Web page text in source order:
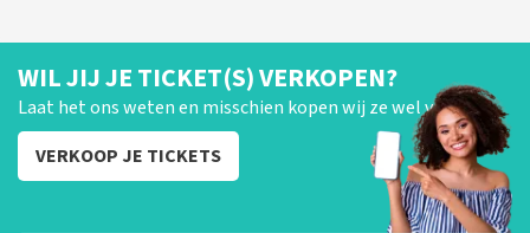
WIL JIJ JE TICKET(S) VERKOPEN?
Laat het ons weten en misschien kopen wij ze wel van je!
VERKOOP JE TICKETS